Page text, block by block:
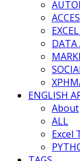
DATA
ENGLISH
About
ALL
Excel